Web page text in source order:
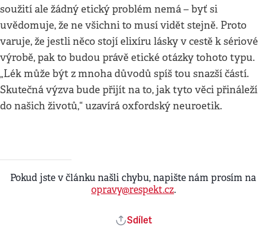
soužití ale žádný etický problém nemá – byť si
uvědomuje, že ne všichni to musí vidět stejně. Proto
varuje, že jestli něco stojí elixíru lásky v cestě k sériové
výrobě, pak to budou právě etické otázky tohoto typu.
„Lék může být z mnoha důvodů spíš tou snazší částí.
Skutečná výzva bude přijít na to, jak tyto věci přináleží
do našich životů,“ uzavírá oxfordský neuroetik.
Pokud jste v článku našli chybu, napište nám prosím na
opravy@respekt.cz.
Sdílet